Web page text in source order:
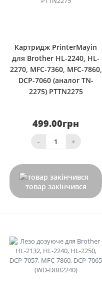
Картридж PrinterMayin
для Brother HL-2240, HL-
2270, MFC-7360, MFC-7860,
DCP-7060 (аналог TN-
2275) PTTN2275
499.00грн
- +
товар закінчився